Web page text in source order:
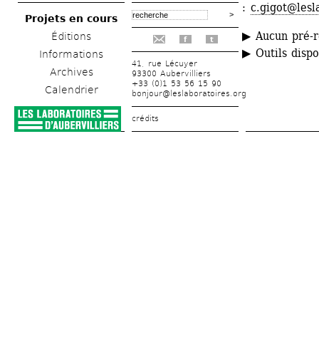
Projets en cours
Éditions
Informations
Archives
Calendrier
f t
41, rue Lécuyer
93300 Aubervilliers
+33 (0)1 53 56 15 90
bonjour@leslaboratoires.org
crédits
:
▶ Aucun pré-
▶ Outils